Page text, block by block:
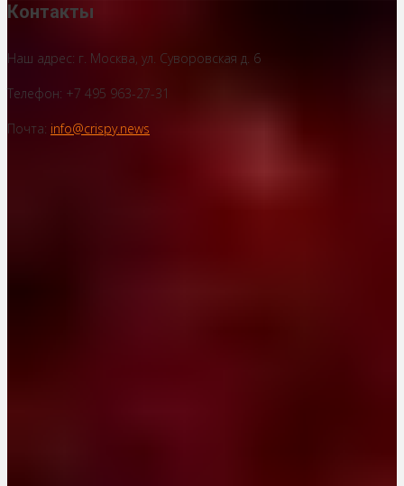
Контакты
Наш адрес: г. Москва, ул. Суворовская д. 6
Телефон: +7 495 963-27-31
Почта: info@crispy.news